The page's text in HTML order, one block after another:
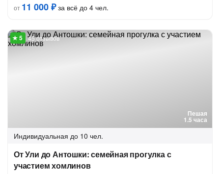
от 11 000 ₽за всё до 4 чел.
Пешая
1.5 часа
45 отзывов
Индивидуальная до 10 чел.
От Ули до Антошки: семейная прогулка с
участием хомлинов